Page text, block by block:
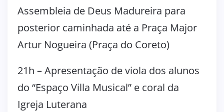
Assembleia de Deus Madureira para
posterior caminhada até a Praça Major
Artur Nogueira (Praça do Coreto)
21h – Apresentação de viola dos alunos
do “Espaço Villa Musical” e coral da
Igreja Luterana